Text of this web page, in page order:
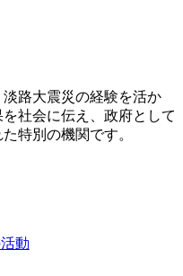
路大震災の経験を活か
社会に伝え、政府として
特別の機関です。
動